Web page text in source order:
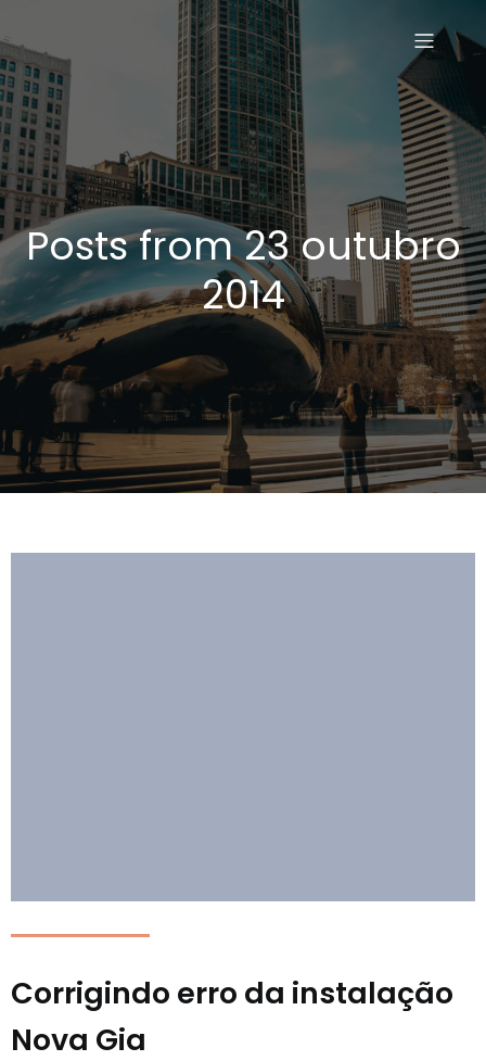
Posts from 23 outubro
2014
Corrigindo erro da instalação
Nova Gia